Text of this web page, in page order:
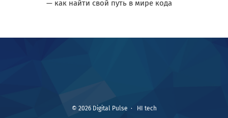
— как найти свой путь в мире кода
© 2026 Digital Pulse · HI tech